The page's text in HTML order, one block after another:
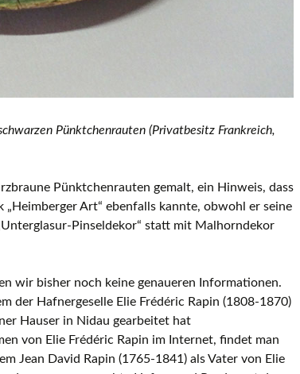
Pünktchenrauten (Privatbesitz Frankreich,
Pünktchenrauten gemalt, ein Hinweis, dass
Art“ ebenfalls kannte, obwohl er seine
Pinseldekor“ statt mit Malhorndekor
wir bisher noch keine genaueren Informationen.
der Hafnergeselle Elie Frédéric Rapin (1808-1870)
Hauser in Nidau gearbeitet hat
von Elie Frédéric Rapin im Internet, findet man
Jean David Rapin (1765-1841) als Vater von Elie